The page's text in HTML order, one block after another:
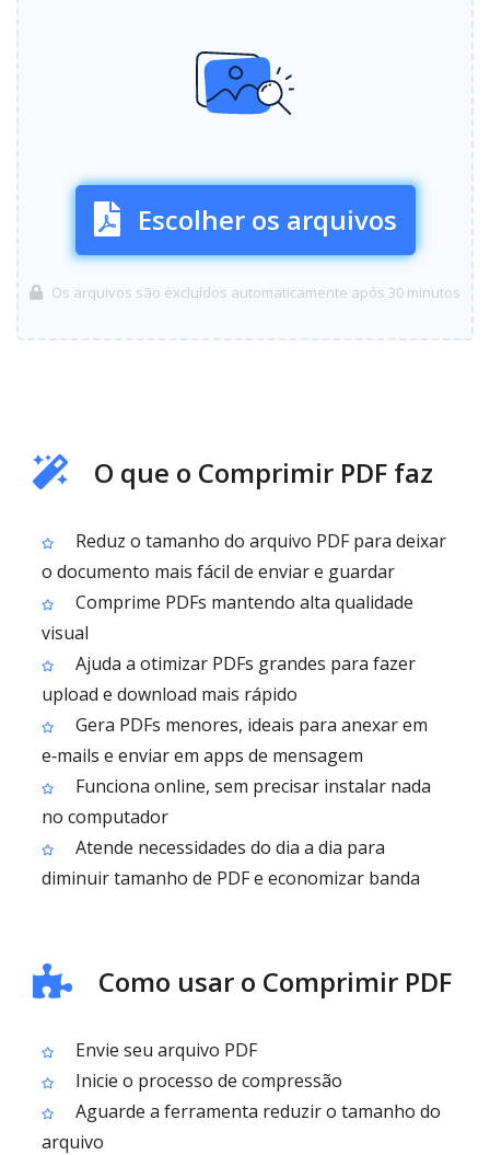
Escolher os arquivos
Os arquivos são excluídos automaticamente após 30 minutos
O que o Comprimir PDF faz
Reduz o tamanho do arquivo PDF para deixar
o documento mais fácil de enviar e guardar
Comprime PDFs mantendo alta qualidade
visual
Ajuda a otimizar PDFs grandes para fazer
upload e download mais rápido
Gera PDFs menores, ideais para anexar em
e‑mails e enviar em apps de mensagem
Funciona online, sem precisar instalar nada
no computador
Atende necessidades do dia a dia para
diminuir tamanho de PDF e economizar banda
Como usar o Comprimir PDF
Envie seu arquivo PDF
Inicie o processo de compressão
Aguarde a ferramenta reduzir o tamanho do
arquivo